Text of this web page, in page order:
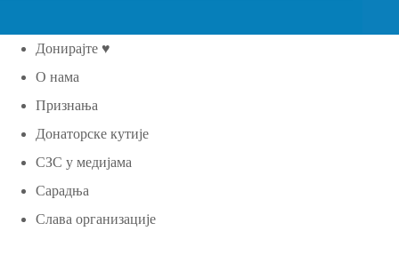
Донирајте ♥
О нама
Признања
Донаторске кутије
СЗС у медијама
Сарадња
Слава организације